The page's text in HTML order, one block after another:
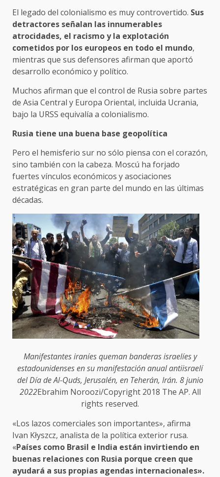
El legado del colonialismo es muy controvertido. Sus
detractores señalan las innumerables
atrocidades, el racismo y la explotación
cometidos por los europeos en todo el mundo,
mientras que sus defensores afirman que aportó
desarrollo económico y político.
Muchos afirman que el control de Rusia sobre partes
de Asia Central y Europa Oriental, incluida Ucrania,
bajo la URSS equivalía a colonialismo.
Rusia tiene una buena base geopolítica
Pero el hemisferio sur no sólo piensa con el corazón,
sino también con la cabeza. Moscú ha forjado
fuertes vínculos económicos y asociaciones
estratégicas en gran parte del mundo en las últimas
décadas.
Manifestantes iraníes queman banderas israelíes y
estadounidenses en su manifestación anual antiisraelí
del Día de Al-Quds, Jerusalén, en Teherán, Irán. 8 junio
2022Ebrahim Noroozi/Copyright 2018 The AP. All
rights reserved.
«Los lazos comerciales son importantes», afirma
Ivan Kłyszcz, analista de la política exterior rusa.
«Países como Brasil e India están invirtiendo en
buenas relaciones con Rusia porque creen que
ayudará a sus propias agendas internacionales».